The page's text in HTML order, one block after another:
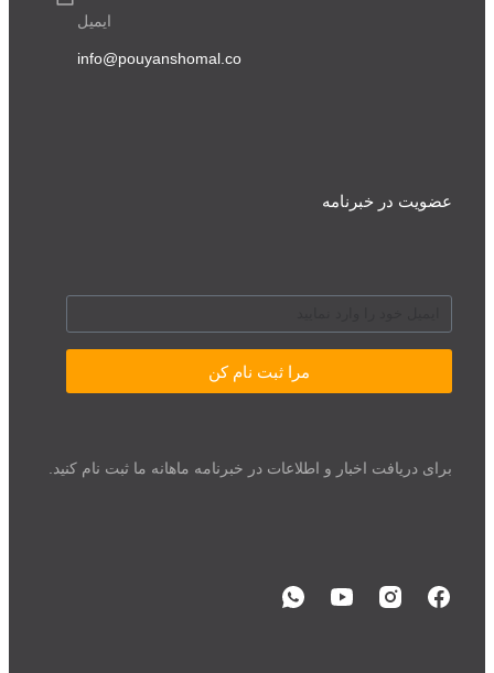
ایمیل
info@pouyanshomal.co
عضویت در خبرنامه
مرا ثبت نام کن
برای دریافت اخبار و اطلاعات در خبرنامه ماهانه ما ثبت نام کنید.